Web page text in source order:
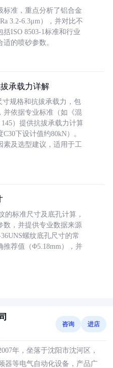
标准，重点分析了铝合金
3.2-6.3μm），并对比不
ISO 8503-1标准和行业
的喷砂参数。
承载力详解
规格和抗拔承载力，包
并依据专业标准（如《混
）提供抗拔承载力计算
下设计值约80kN）。
素及选型建议，适用于工
的标准尺寸及底孔计算，
数，并提供专业数据来源
螺纹底孔尺寸的常
推荐值（Φ5.18mm），并
咨询 进店
年，坐落于沈阳市沈河区，
器等电气自动化设备，产品广